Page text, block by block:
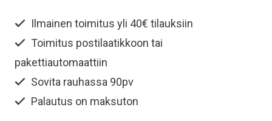
Vaaleanpunainen
määrä
Ilmainen toimitus yli 40€ tilauksiin
Toimitus postilaatikkoon tai
pakettiautomaattiin
Sovita rauhassa 90pv
Palautus on maksuton